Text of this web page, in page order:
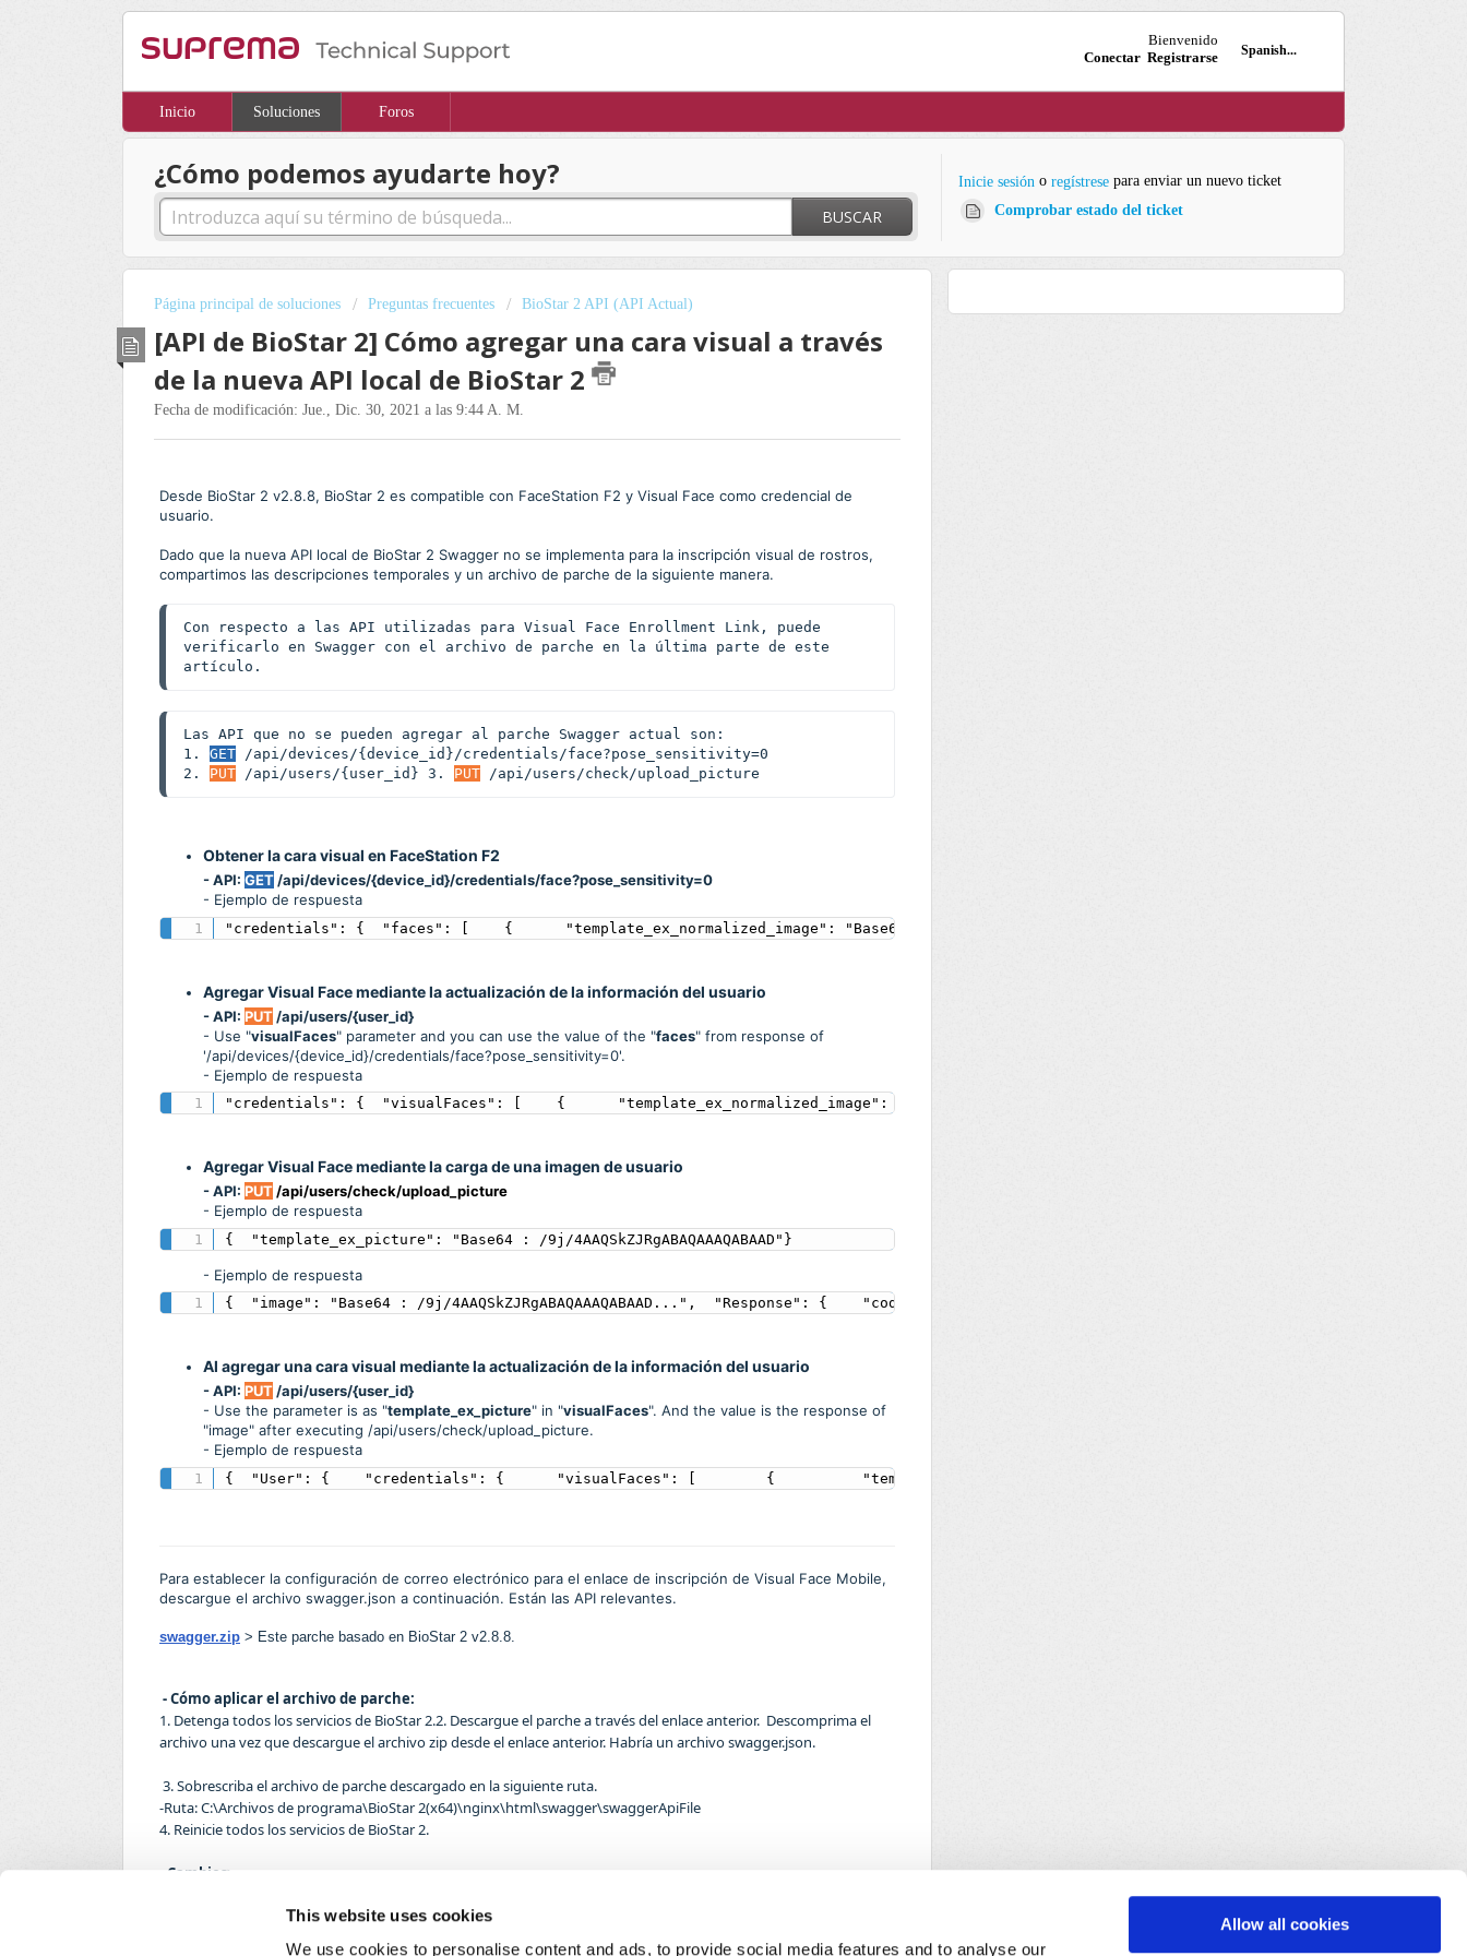
This website uses cookies
We use cookies to personalise content and ads, to provide social media features and to analyse our
Allow all cookies
Spanish...
Bienvenido
Conectar Registrarse
Inicio Soluciones Foros
¿Cómo podemos ayudarte hoy?
BUSCAR
Inicie sesión o regístresepara enviar un nuevo ticket
Comprobar estado del ticket
Página principal de soluciones Preguntas frecuentes BioStar 2 API (API Actual)
[API de BioStar 2] Cómo agregar una cara visual a través
de la nueva API local de BioStar 2
Fecha de modificación: Jue., Dic. 30, 2021 a las 9:44 A. M.
Desde BioStar 2 v2.8.8, BioStar 2 es compatible con FaceStation F2 y Visual Face como credencial de
usuario.
Dado que la nueva API local de BioStar 2 Swagger no se implementa para la inscripción visual de rostros,
compartimos las descripciones temporales y un archivo de parche de la siguiente manera.
Con respecto a las API utilizadas para Visual Face Enrollment Link, puede
verificarlo en Swagger con el archivo de parche en la última parte de este
artículo.
Las API que no se pueden agregar al parche Swagger actual son:
1. GET /api/devices/{device_id}/credentials/face?pose_sensitivity=0
2. PUT /api/users/{user_id} 3. PUT /api/users/check/upload_picture
Obtener la cara visual en FaceStation F2
- API: GET/api/devices/{device_id}/credentials/face?pose_sensitivity=0
- Ejemplo de respuesta
"credentials": {  "faces": [    {      "template_ex_normalized_image": "Base64 : /9j/4AAQSkZJRgABAQEASABIAAD...",      "templates": [
Agregar Visual Face mediante la actualización de la información del usuario
- API: PUT /api/users/{user_id}
- Use "visualFaces" parameter and you can use the value of the "faces" from response of
'/api/devices/{device_id}/credentials/face?pose_sensitivity=0'.
- Ejemplo de respuesta
"credentials": {  "visualFaces": [    {      "template_ex_normalized_image": "Base64 : /9j/4AAQSkZJRgABAQEASABIAAD...",
Agregar Visual Face mediante la carga de una imagen de usuario
- API: PUT/api/users/check/upload_picture
- Ejemplo de respuesta
{  "template_ex_picture": "Base64 : /9j/4AAQSkZJRgABAQAAAQABAAD"}
- Ejemplo de respuesta
{  "image": "Base64 : /9j/4AAQSkZJRgABAQAAAQABAAD...",  "Response": {    "code": "0",    "link": "https:\/\/support.supremainc.com\/en\/
Al agregar una cara visual mediante la actualización de la información del usuario
- API: PUT/api/users/{user_id}
- Use the parameter is as "template_ex_picture" in "visualFaces". And the value is the response of
"image" after executing /api/users/check/upload_picture.
- Ejemplo de respuesta
{  "User": {    "credentials": {      "visualFaces": [        {          "template_ex_picture": "Base64 : /9j/4AAQSkZJRgA...",
Para establecer la configuración de correo electrónico para el enlace de inscripción de Visual Face Mobile,
descargue el archivo swagger.json a continuación. Están las API relevantes.
swagger.zip > Este parche basado en BioStar 2 v2.8.8.
- Cómo aplicar el archivo de parche:
1. Detenga todos los servicios de BioStar 2.2. Descargue el parche a través del enlace anterior. Descomprima el
archivo una vez que descargue el archivo zip desde el enlace anterior. Habría un archivo swagger.json.
3. Sobrescriba el archivo de parche descargado en la siguiente ruta.
-Ruta: C:\Archivos de programa\BioStar 2(x64)\nginx\html\swagger\swaggerApiFile
4. Reinicie todos los servicios de BioStar 2.
- Cambios>
GET_api/setting_email5. PUT_api/configuración/alarm_smtps/16.